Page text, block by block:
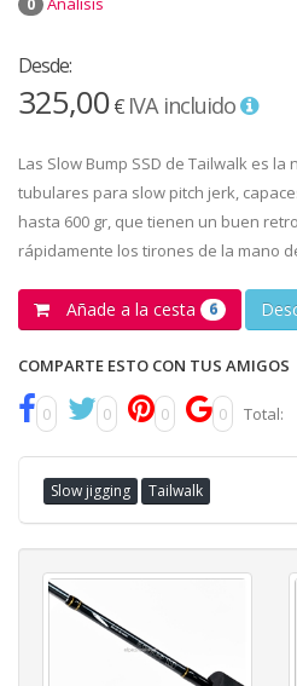
0
Desde:
325,00€ IVA incluido
Las Slow Bump SSD de Tailwalk es
tubulares para slow pitch jerk,
hasta 600 gr, que tienen un buen
rápidamente los tirones de la mano
Añade a la cesta 6
COMPARTE ESTO CON TUS AMIGOS
0 0 0 0 Total:
Slow jigging Tailwalk